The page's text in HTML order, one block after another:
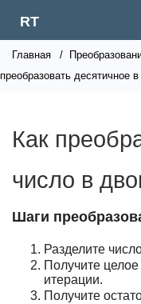
RT
Главная /
преобразовать десятичное
Как
число в
Шаги
Разделите
Получите
итерации.
Получите